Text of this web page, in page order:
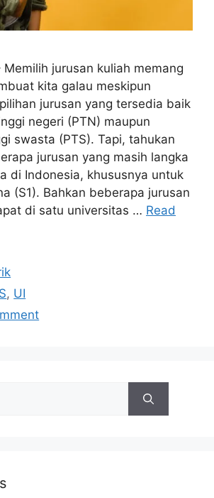
Memilih jurusan kuliah memang
kita galau meskipun
jurusan yang tersedia baik
negeri (PTN) maupun
swasta (PTS). Tapi, tahukan
jurusan yang masih langka
di Indonesia, khususnya untuk
(S1). Bahkan beberapa jurusan
di satu universitas … Read
, UI